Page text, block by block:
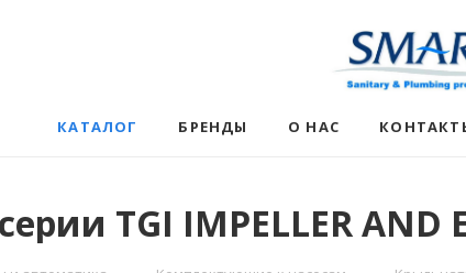
КАТАЛОГ БРЕНДЫ О НАС
TGI IMPELLER AND